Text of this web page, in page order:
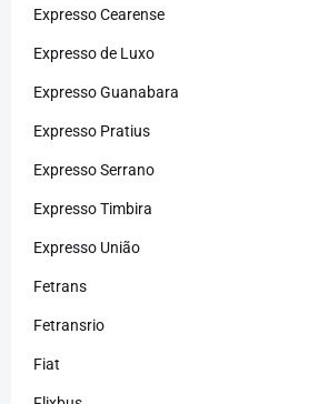
Expresso Cearense
Expresso de Luxo
Expresso Guanabara
Expresso Pratius
Expresso Serrano
Expresso Timbira
Expresso União
Fetrans
Fetransrio
Fiat